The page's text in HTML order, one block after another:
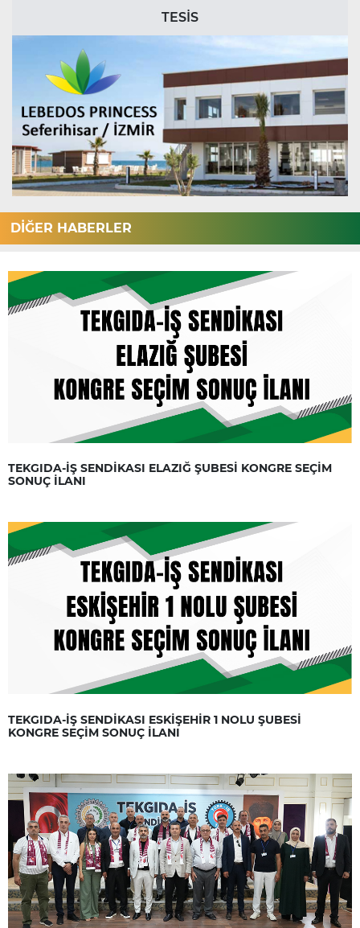
TESİS
DİĞER HABERLER
TEKGIDA-İŞ SENDİKASI ELAZIĞ ŞUBESİ KONGRE SEÇİM
SONUÇ İLANI
TEKGIDA-İŞ SENDİKASI ESKİŞEHİR 1 NOLU ŞUBESİ
KONGRE SEÇİM SONUÇ İLANI